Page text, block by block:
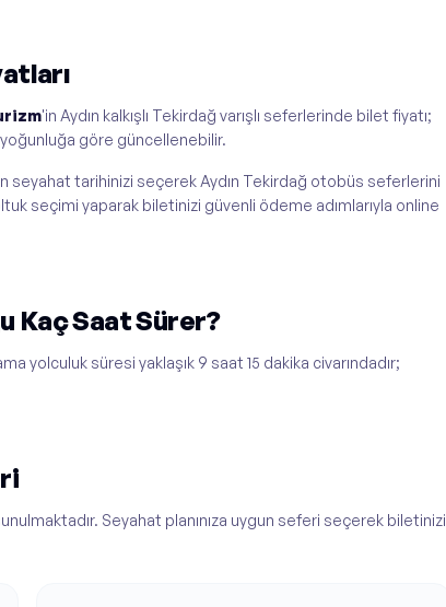
'in Aydın kalkışlı Tekirdağ varışlı seferlerinde bilet fiyatı;
göre güncellenebilir.
tarihinizi seçerek Aydın Tekirdağ otobüs seferlerini
seçimi yaparak biletinizi güvenli ödeme adımlarıyla online
Kaç Saat Sürer?
yolculuk süresi yaklaşık 9 saat 15 dakika civarındadır;
Seyahat planınıza uygun seferi seçerek biletinizi